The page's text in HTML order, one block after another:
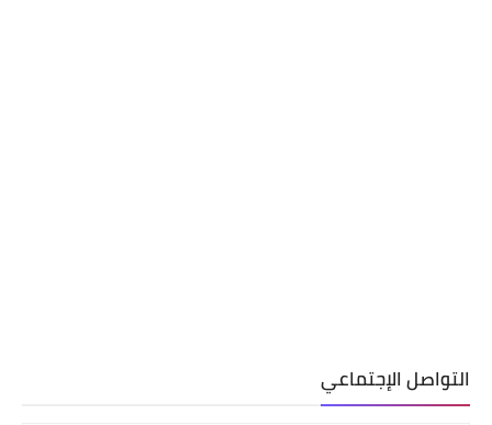
التواصل الإجتماعي